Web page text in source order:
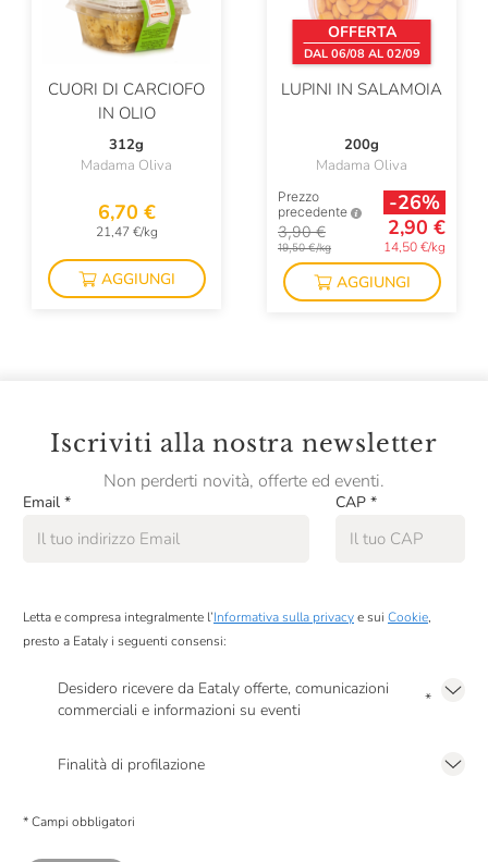
CUORI DI CARCIOFO
IN OLIO
312g
Madama Oliva
6,70 €
21,47 €/kg
AGGIUNGI
OFFERTA
DAL 06/08 AL 02/09
LUPINI IN SALAMOIA
200g
Madama Oliva
Prezzo
precedente
3,90 €
19,50 €/kg
-26%
2,90 €
14,50 €/kg
AGGIUNGI
Iscriviti alla nostra newsletter
Non perderti novità, offerte ed eventi.
Email * CAP *
Letta e compresa integralmente l’Informativa sulla privacye sui Cookie,
presto a Eataly i seguenti consensi:
Desidero ricevere da Eataly offerte, comunicazioni
commerciali e informazioni su eventi
*
Finalità di profilazione
comunicazioni commerciali personalizzate, in caso di consenso prestato ai
* Campi obbligatori